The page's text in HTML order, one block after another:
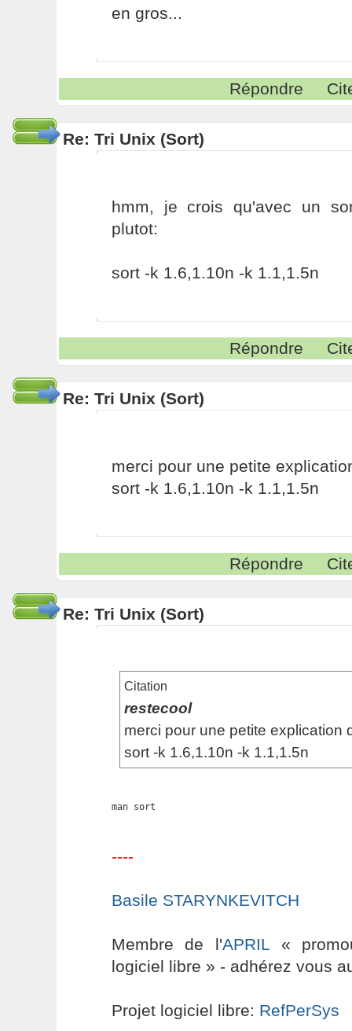
en gros...
Répondre
Re: Tri Unix (Sort)
hmm, je crois qu'avec un
plutot:
sort -k 1.6,1.10n -k 1.1,1.5n
Répondre
Re: Tri Unix (Sort)
merci pour une petite
sort -k 1.6,1.10n -k 1.1,1.5n
Répondre
Re: Tri Unix (Sort)
Citation
restecool
merci pour une petite explication
sort -k 1.6,1.10n -k 1.1,1.5n
man sort
----
Basile STARYNKEVITCH
Membre de l'APRIL «
logiciel libre » - adhérez vous
Projet logiciel libre: RefPerSys